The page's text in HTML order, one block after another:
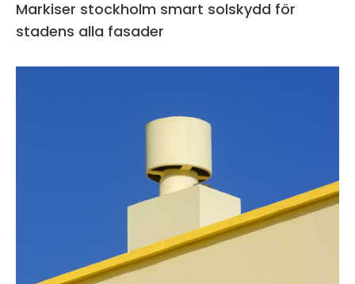
Markiser stockholm smart solskydd för
stadens alla fasader